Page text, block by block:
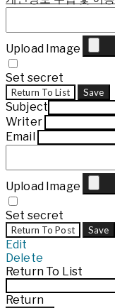
Upload Image
Set secret
Return To List Save
Subject
Writer
Email
Upload Image
Set secret
Return To Post Save
Edit
Delete
Return To List
Return